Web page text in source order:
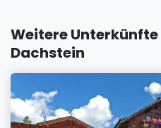
Weitere
Dachstein